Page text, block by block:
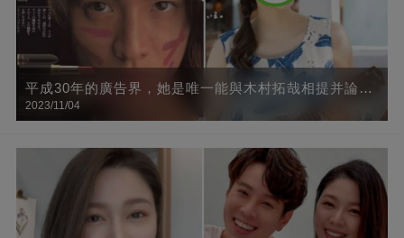
平成30年的廣告界，她是唯一能與木村拓哉相提并論的
人
2023/11/04